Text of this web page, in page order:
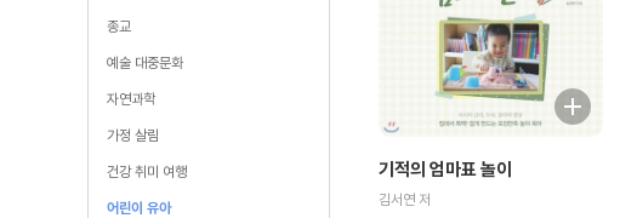
종교
예술 대중문화
자연과학
가정 살림
건강 취미 여행
어린이 유아
기적의 엄마표 놀이
김서연 저